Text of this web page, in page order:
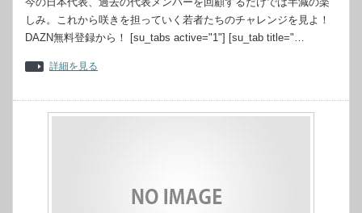
しみ。これから咲きを担っていく若者たちのチャレンジを見よ！
DAZN無料登録から！ [su_tabs active="1"] [su_tab title="…
詳細を見る